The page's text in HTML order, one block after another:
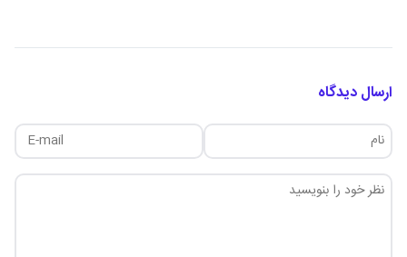
ارسال دیدگاه